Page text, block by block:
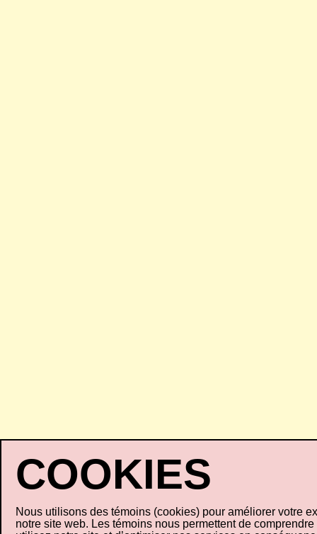
Nous utilisons des témoins (cookies) pour améliorer votre
notre site web. Les témoins nous permettent de